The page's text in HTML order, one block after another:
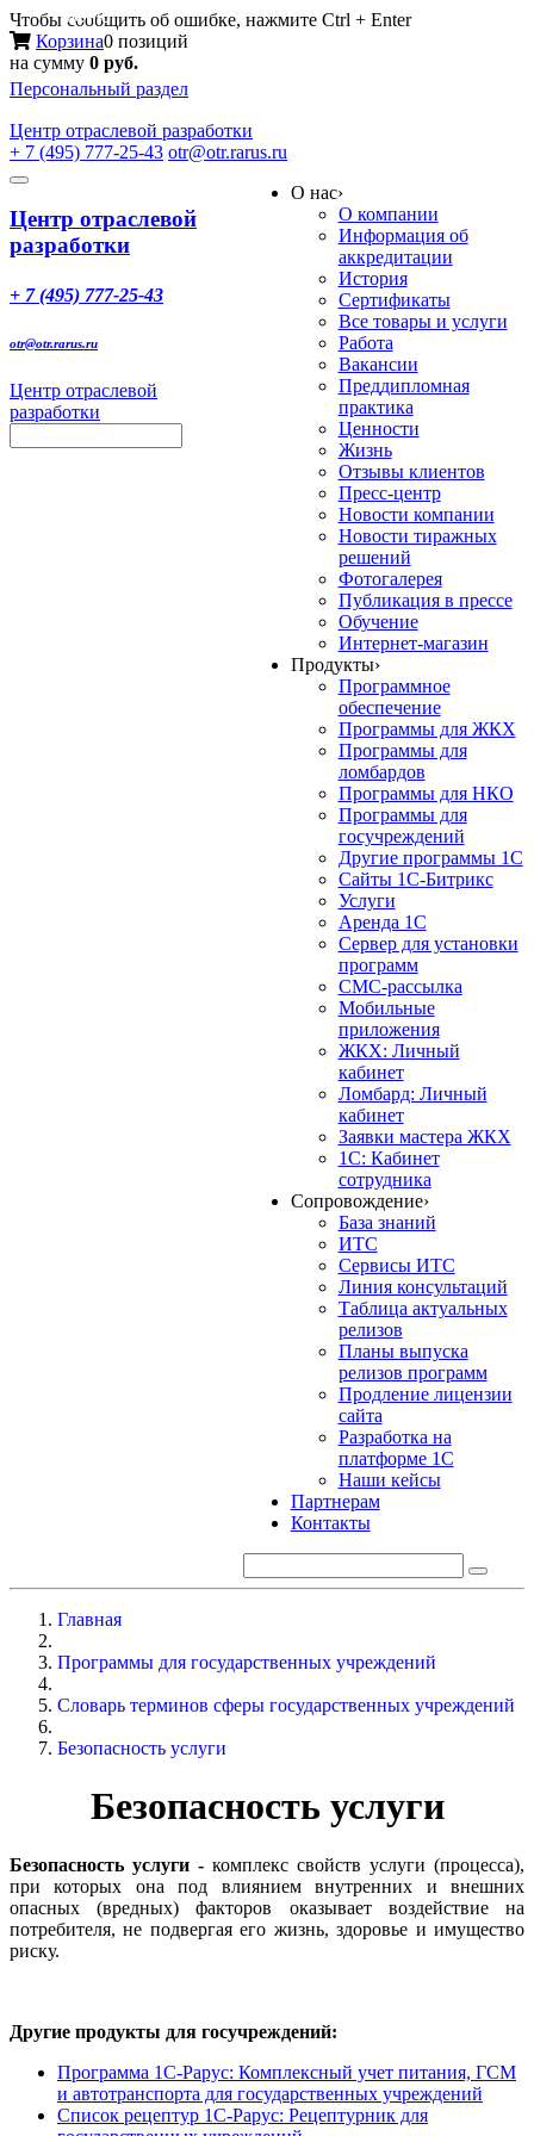
Чтобы сообщить об ошибке, нажмите Ctrl + Enter
Корзина0 позиций
на сумму 0 руб.
Персональный раздел
Центр отраслевой разработки
+ 7 (495) 777-25-43 otr@otr.rarus.ru
Toggle
Меню
Центр отраслевой
разработки
+ 7 (495) 777-25-43
otr@otr.rarus.ru
Центр отраслевой
разработки
О нас›
О компании
Информация об
аккредитации
История
Сертификаты
Все товары и услуги
Работа
Вакансии
Преддипломная
практика
Ценности
Жизнь
Отзывы клиентов
Пресс-центр
Новости компании
Новости тиражных
решений
Фотогалерея
Публикация в прессе
Обучение
Интернет-магазин
Продукты›
Программное
обеспечение
Программы для ЖКХ
Программы для
ломбардов
Программы для НКО
Программы для
госучреждений
Другие программы 1С
Сайты 1С-Битрикс
Услуги
Аренда 1С
Сервер для установки
программ
СМС-рассылка
Мобильные
приложения
ЖКХ: Личный
кабинет
Ломбард: Личный
кабинет
Заявки мастера ЖКХ
1С: Кабинет
сотрудника
Сопровождение›
База знаний
ИТС
Сервисы ИТС
Линия консультаций
Таблица актуальных
релизов
Планы выпуска
релизов программ
Продление лицензии
сайта
Разработка на
платформе 1С
Наши кейсы
Партнерам
Контакты
Главная
Программы для государственных учреждений
Словарь терминов сферы государственных учреждений
Безопасность услуги
Безопасность услуги
Безопасность услуги - комплекс свойств услуги (процесса),
при которых она под влиянием внутренних и внешних
опасных (вредных) факторов оказывает воздействие на
потребителя, не подвергая его жизнь, здоровье и имущество
риску.
Другие продукты для госучреждений:
Программа 1С-Рарус: Комплексный учет питания, ГСМ
и автотранспорта для государственных учреждений
Список рецептур 1С-Рарус: Рецептурник для